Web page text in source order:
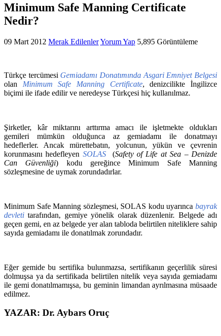
Minimum Safe Manning Certificate
Nedir?
09 Mart 2012 Merak EdilenlerYorum Yap 5,895 Görüntüleme
Türkçe tercümesi Gemiadamı Donatımında Asgari Emniyet Belgesi
olan Minimum Safe Manning Certificate, denizcilikte İngilizce
biçimi ile ifade edilir ve neredeyse Türkçesi hiç kullanılmaz.
Şirketler, kâr miktarını arttırma amacı ile işletmekte oldukları
gemileri mümkün olduğunca az gemiadamı ile donatmayı
hedeflerler. Ancak mürettebatın, yolcunun, yükün ve çevrenin
korunmasını hedefleyen SOLAS(Safety of Life at Sea – Denizde
Can Güvenliği) kodu gereğince Minimum Safe Manning
sözleşmesine de uymak zorundadırlar.
Minimum Safe Manning sözleşmesi, SOLAS kodu uyarınca bayrak
devleti tarafından, gemiye yönelik olarak düzenlenir. Belgede adı
geçen gemi, en az belgede yer alan tabloda belirtilen niteliklere sahip
sayıda gemiadamı ile donatılmak zorundadır.
Eğer gemide bu sertifika bulunmazsa, sertifikanın geçerlilik süresi
dolmuşsa ya da sertifikada belirtilen nitelik veya sayıda gemiadamı
ile gemi donatılmamışsa, bu geminin limandan ayrılmasına müsaade
edilmez.
YAZAR: Dr. Aybars Oruç